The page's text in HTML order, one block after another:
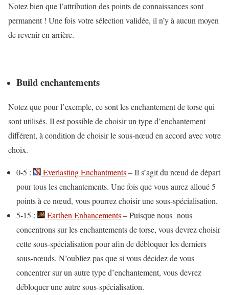
Notez bien que l’attribution des points de connaissances sont
permanent ! Une fois votre sélection validée, il n’y à aucun moyen
de revenir en arrière.
Build enchantements
Notez que pour l’exemple, ce sont les enchantement de torse qui
sont utilisés. Il est possible de choisir un type d’enchantement
différent, à condition de choisir le sous-nœud en accord avec votre
choix.
0-5 : Everlasting Enchantments– Il s’agit du nœud de départ
pour tous les enchantements. Une fois que vous aurez alloué 5
points à ce nœud, vous pourrez choisir une sous-spécialisation.
5-15 :
Earthen Enhancements– Puisque nous nous
concentrons sur les enchantements de torse, vous devrez choisir
cette sous-spécialisation pour afin de débloquer les derniers
sous-nœuds. N’oubliez pas que si vous décidez de vous
concentrer sur un autre type d’enchantement, vous devrez
débloquer une autre sous-spécialisation.